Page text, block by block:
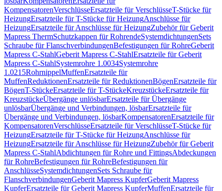
KompensatorenVerschlüsseErsatzteile für VerschlüsseT-Stücke für
HeizungErsatzteile für T-Stücke für HeizungAnschlüsse für
HeizungErsatzteile für Anschlüsse für HeizungZubehör für Geberit
Mapress ThermSchutzkappen für RohrendeSystemdichtungenSets
Schraube für FlanschverbindungenBefestigungen für RohreGeberit
Mapress C-StahlGeberit Mapress C-StahlErsatzteile für Geberit
Mapress C-StahlSystemrohre 1.0034Systemrohre
1.0215RohrnippelMuffenErsatzteile für
MuffenReduktionenErsatzteile für ReduktionenBögenErsatzteile für
BögenT-StückeErsatzteile für T-StückeKreuzstückeErsatzteile für
KreuzstückeÜbergänge unlösbarErsatzteile für Übergänge
unlösbarÜbergänge und Verbindungen, lösbarErsatzteile für
Übergänge und Verbindungen, lösbarKompensatorenErsatzteile für
KompensatorenVerschlüsseErsatzteile für VerschlüsseT-Stücke für
HeizungErsatzteile für T-Stücke für HeizungAnschlüsse für
HeizungErsatzteile für Anschlüsse für HeizungZubehör für Geberit
Mapress C-StahlAbdichtungen für Rohre und FittingsAbdeckungen
für RohreBefestigungen für RohreBefestigungen für
AnschlüsseSystemdichtungenSets Schraube für
FlanschverbindungenGeberit Mapress KupferGeberit Mapress
KupferErsatzteile für Geberit Mapress KupferMuffenErsatzteile für